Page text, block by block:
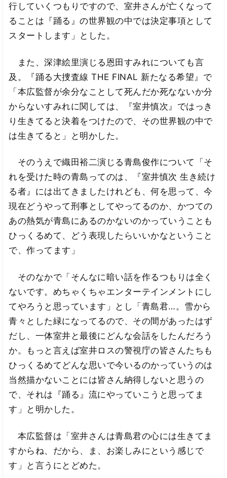
行していくつもりですので、室井さんが亡くなって
ることは『踊る』の世界観の中では決定事項として
スタートします」とした。
また、深津絵里演じる恩田すみれについても言
及。『踊る大捜査線 THE FINAL 新たなる希望』で
「本広監督が余分なことして死んだか死なないか分
からないすみれに関しては、『室井慎次』ではっき
り生きてると決着をつけたので、その世界観の中で
は生きてると」と明かした。
そのうえで織田裕二演じる青島俊作について「そ
れを受けた時の青島ってのは、『室井慎次 生き続け
る者』には出てきましたけれども、何を思って、今
現在どうやって刑事としてやってるのか、かつての
あの熱気が青島にあるのかないのかっていうことも
ひっくるめて、どう表現したらいいかなということ
で、作ってます」
そのなかで「そんなに暗い話を作るつもりは全く
ないです。めちゃくちゃエンターテインメントにし
てやろうと思っています」とし「青島君…。雪から
青々とした緑になってるので、その間があったはず
だし、一体室井と最後にどんな会話をしたんだろう
か。もっと言えば室井ロスの警視庁の皆さんたちも
ひっくるめてどんな思いで今いるのかっていうのは
当然描かないことには皆さん納得しないと思うの
で、それは『踊る』流にやっていこうと思ってま
す」と明かした。
本広監督は「室井さんは青島君の心には生きてま
すからね、だから、ま、お楽しみにという感じで
す」と言うにとどめた。